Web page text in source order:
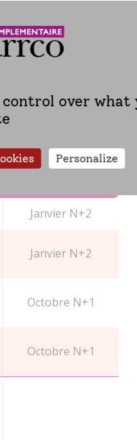
directs)
le suivant :
Données
Janvier N+2
Janvier N+2
Octobre N+1
Octobre N+1
control over
Personalize